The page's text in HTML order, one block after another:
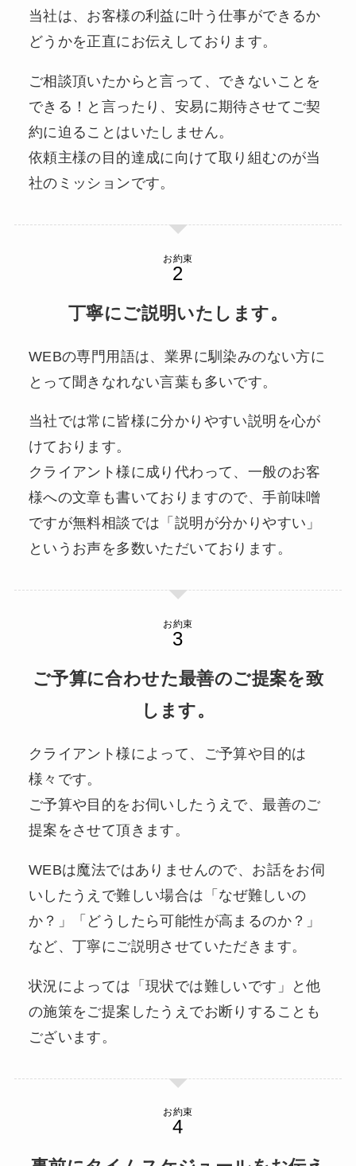
当社は、お客様の利益に叶う仕事ができるか
どうかを正直にお伝えしております。
ご相談頂いたからと言って、できないことを
できる！と言ったり、安易に期待させてご契
約に迫ることはいたしません。
依頼主様の目的達成に向けて取り組むのが当
社のミッションです。
お約束
丁寧にご説明いたします。
WEBの専門用語は、業界に馴染みのない方に
とって聞きなれない言葉も多いです。
当社では常に皆様に分かりやすい説明を心が
けております。
クライアント様に成り代わって、一般のお客
様への文章も書いておりますので、手前味噌
ですが無料相談では「説明が分かりやすい」
というお声を多数いただいております。
お約束
ご予算に合わせた最善のご提案を致
します。
クライアント様によって、ご予算や目的は
様々です。
ご予算や目的をお伺いしたうえで、最善のご
提案をさせて頂きます。
WEBは魔法ではありませんので、お話をお伺
いしたうえで難しい場合は「なぜ難しいの
か？」「どうしたら可能性が高まるのか？」
など、丁寧にご説明させていただきます。
状況によっては「現状では難しいです」と他
の施策をご提案したうえでお断りすることも
ございます。
お約束